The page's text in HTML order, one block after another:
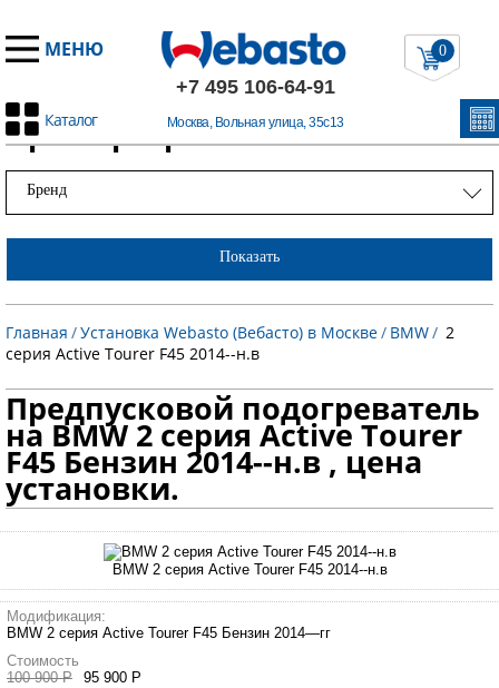
МЕНЮ
+7 495 106-64-91
Москва, Вольная улица, 35с13
Каталог
0
Примеры работ
Бренд
Показать
Главная /Установка Webasto (Вебасто) в Москве/ BMW/ 2
серия Active Tourer F45 2014--н.в
Предпусковой подогреватель
на BMW 2 серия Active Tourer
F45 Бензин 2014--н.в , цена
установки.
BMW 2 серия Active Tourer F45 2014--н.в
Модификация:
BMW 2 серия Active Tourer F45 Бензин 2014—гг
Стоимость
100 900 Р
95 900 Р